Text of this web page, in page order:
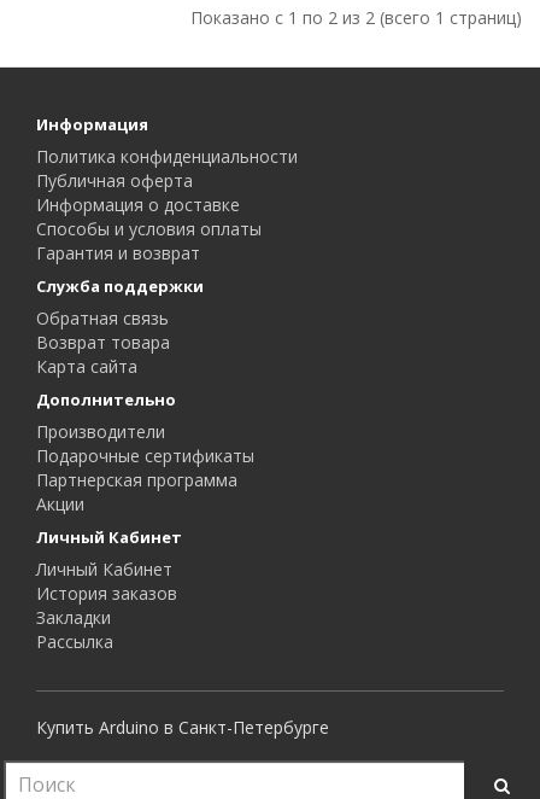
Показано с 1 по 2 из 2 (всего 1 страниц)
Информация
Политика конфиденциальности
Публичная оферта
Информация о доставке
Способы и условия оплаты
Гарантия и возврат
Служба поддержки
Обратная связь
Возврат товара
Карта сайта
Дополнительно
Производители
Подарочные сертификаты
Партнерская программа
Акции
Личный Кабинет
Личный Кабинет
История заказов
Закладки
Рассылка
Купить Arduino в Санкт-Петербурге
Все права защищены.
RoboShop © 2015 - 2026